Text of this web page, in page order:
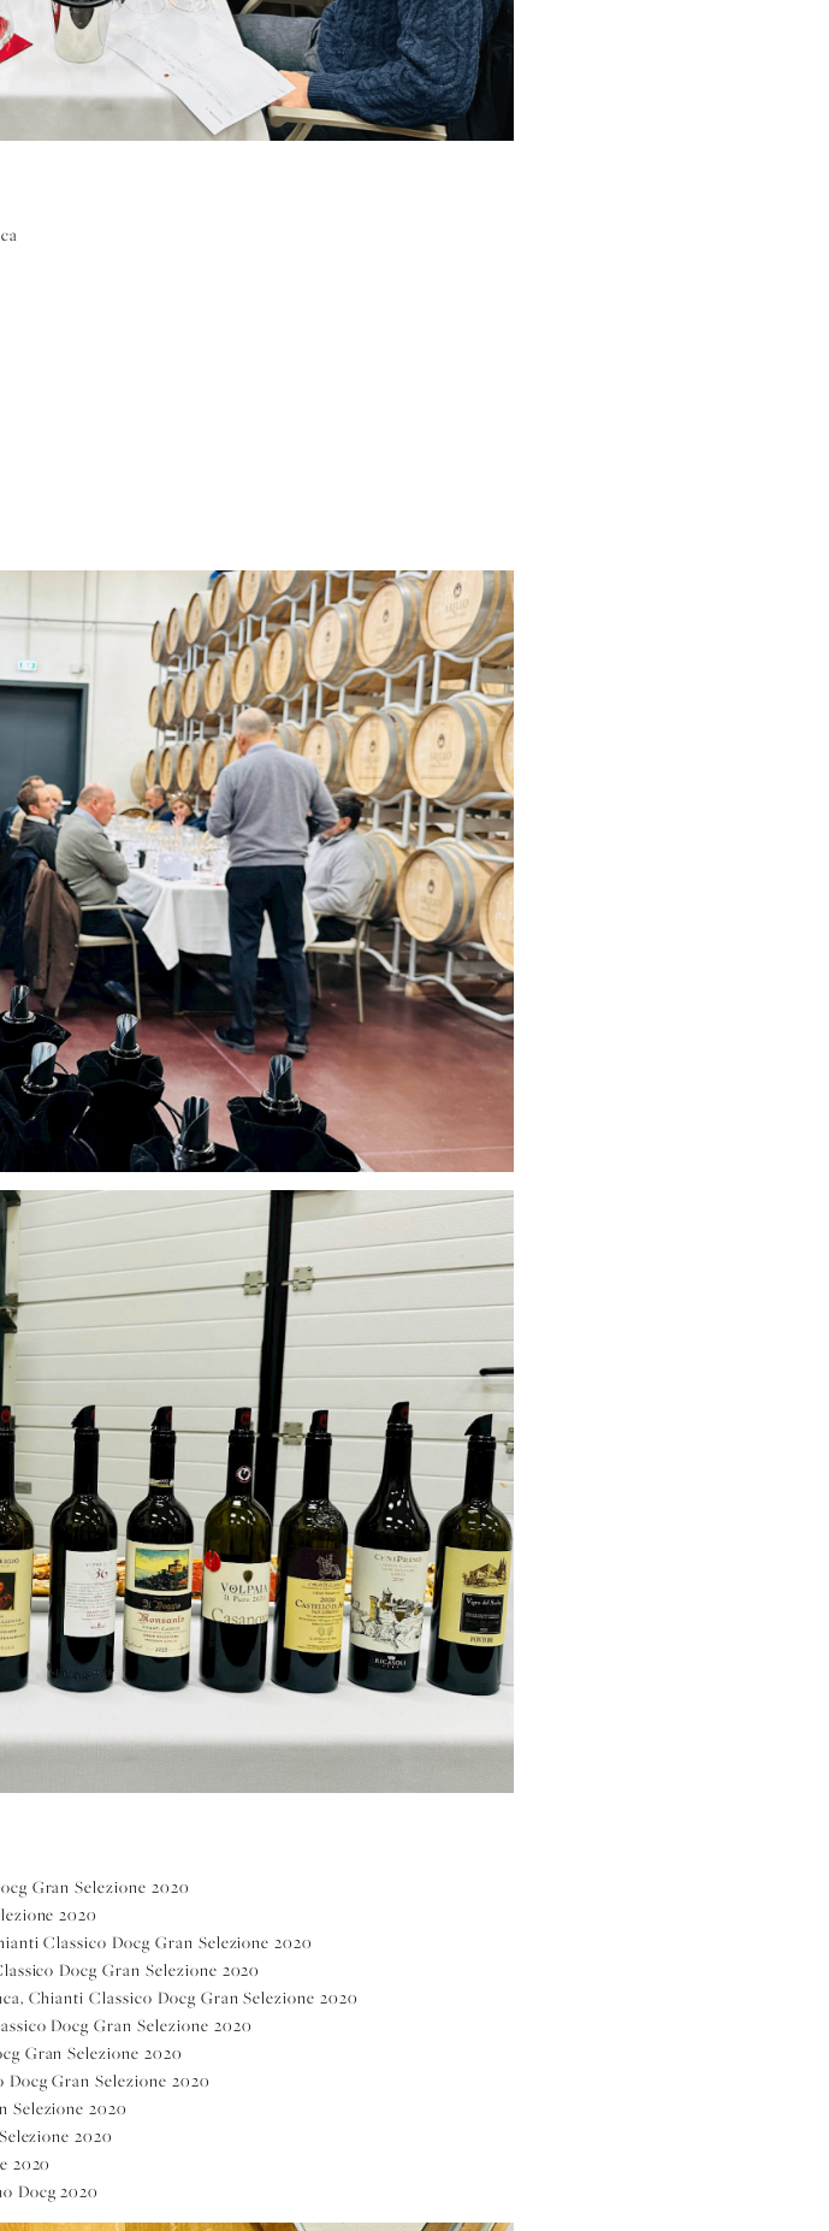
Gran Selezione 2020
2020
Classico Docg Gran Selezione 2020
Docg Gran Selezione 2020
Chianti Classico Docg Gran Selezione 2020
Docg Gran Selezione 2020
Gran Selezione 2020
Gran Selezione 2020
Selezione 2020
2020
2020
Docg 2020